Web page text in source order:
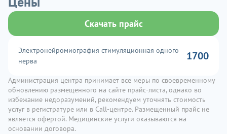
Скачать прайс
Электронейромиография стимуляционная одного
нерва
1700
Администрация центра принимает все меры по своевременному
обновлению размещенного на сайте прайс-листа, однако во
избежание недоразумений, рекомендуем уточнять стоимость
услуг в регистратуре или в Call-центре. Размещенный прайс не
является офертой. Медицинские услуги оказываются на
основании договора.